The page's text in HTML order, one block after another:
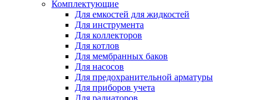
Комплектующие
Для емкостей для жидкостей
Для инструмента
Для коллекторов
Для котлов
Для мембранных баков
Для насосов
Для предохранительной арматуры
Для приборов учета
Для радиаторов